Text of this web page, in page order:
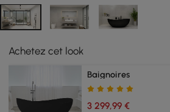
Achetez cet look
Baignoires
3 299,99 €